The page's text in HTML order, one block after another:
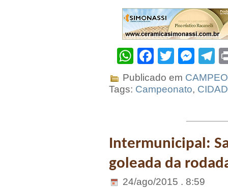
WhatsApp
Facebook
Twitter
Publicado em
Tags: Campeonato,
Intermunicipal:
goleada da
24/ago/2015 . 8:59